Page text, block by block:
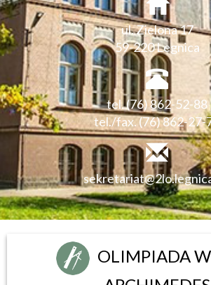
ul. Zielona 17
59-220 Legnica
tel. (76) 862-52-88
tel./fax. (76) 862-27-
OLIMPIADA